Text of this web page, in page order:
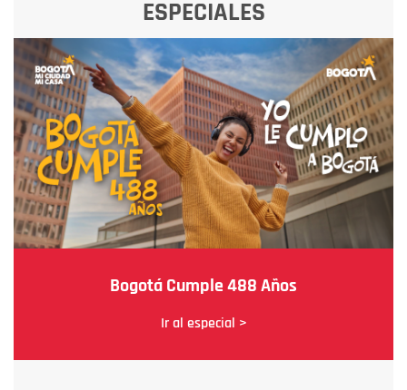
ESPECIALES
Bogotá Cumple 488 Años
Ir al especial >